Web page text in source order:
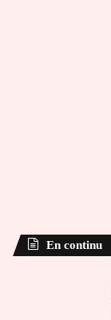
En continu